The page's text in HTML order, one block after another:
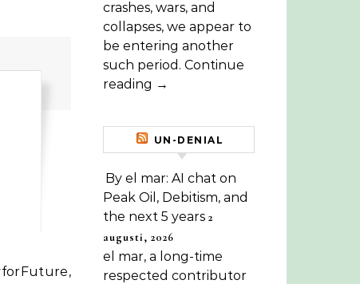
crashes, wars, and
collapses, we appear to
be entering another
such period. Continue
reading →
UN-DENIAL
By el mar: AI chat on
Peak Oil, Debitism, and
the next 5 years 2
augusti, 2026
el mar, a long-time
respected contributor